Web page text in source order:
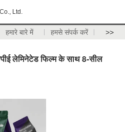
Ltd.
हमारे बारे में हमसे संपर्क करें >>
लेमिनेटेड फिल्म के साथ 8-सील